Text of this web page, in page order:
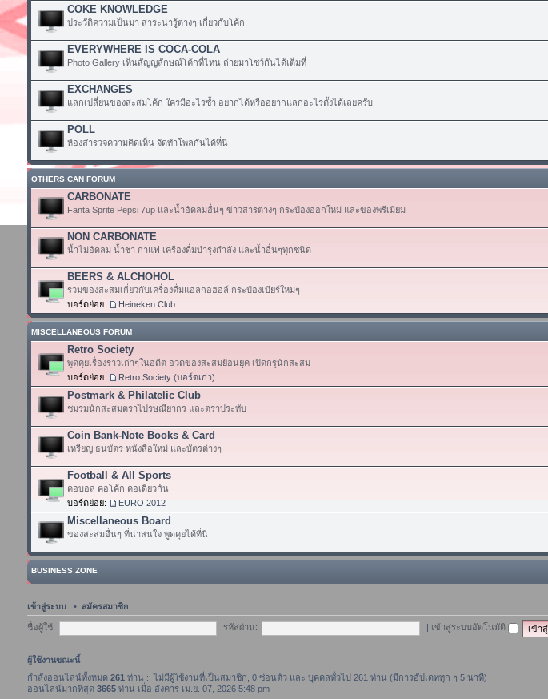
COKE KNOWLEDGE
ประวัติความเป็นมา สาระน่ารู้ต่างๆ เกี่ยวกับโค้ก
EVERYWHERE IS COCA-COLA
Photo Gallery เห็นสัญญลักษณ์โค้กที่ไหน ถ่ายมาโชว์กันได้เต็มที่
EXCHANGES
แลกเปลี่ยนของสะสมโค้ก ใครมีอะไรซ้ำ อยากได้หรืออยากแลกอะไรตั้งได้เลยครับ
POLL
ห้องสำรวจความคิดเห็น จัดทำโพลกันได้ที่นี่
OTHERS CAN FORUM
CARBONATE
Fanta Sprite Pepsi 7up และน้ำอัดลมอื่นๆ ข่าวสารต่างๆ กระป๋องออกใหม่ และของพรีเมียม
NON CARBONATE
น้ำไม่อัดลม น้ำชา กาแฟ เครื่องดื่มบำรุงกำลัง และน้ำอื่นๆทุกชนิด
BEERS & ALCHOHOL
รวมของสะสมเกี่ยวกับเครื่องดื่มแอลกอฮอล์ กระป๋องเบียร์ใหม่ๆ
บอร์ดย่อย:
Heineken Club
MISCELLANEOUS FORUM
Retro Society
พูดคุยเรื่องราวเก่าๆในอดีต อวดของสะสมย้อนยุค เปิดกรุนักสะสม
บอร์ดย่อย:
Retro Society (บอร์ดเก่า)
Postmark & Philatelic Club
ชมรมนักสะสมตราไปรษณียากร และตราประทับ
Coin Bank-Note Books & Card
เหรียญ ธนบัตร หนังสือใหม่ และบัตรต่างๆ
Football & All Sports
คอบอล คอโค้ก คอเดียวกัน
บอร์ดย่อย:
EURO 2012
Miscellaneous Board
ของสะสมอื่นๆ ที่น่าสนใจ พูดคุยได้ที่นี่
BUSINESS ZONE
เข้าสู่ระบบ • สมัครสมาชิก
ชื่อผู้ใช้: รหัสผ่าน: เข้าสู่ระบบอัตโนมัติ
ผู้ใช้งานขณะนี้
กำลังออนไลน์ทั้งหมด 261 ท่าน :: ไม่มีผู้ใช้งานที่เป็นสมาชิก, 0 ซ่อนตัว และ บุคคลทั่วไป 261 ท่าน (มีการอัปเดททุก ๆ 5 นาที)
ออนไลน์มากที่สุด 3665ท่าน เมื่อ อังคาร เม.ย. 07, 2026 5:48 pm